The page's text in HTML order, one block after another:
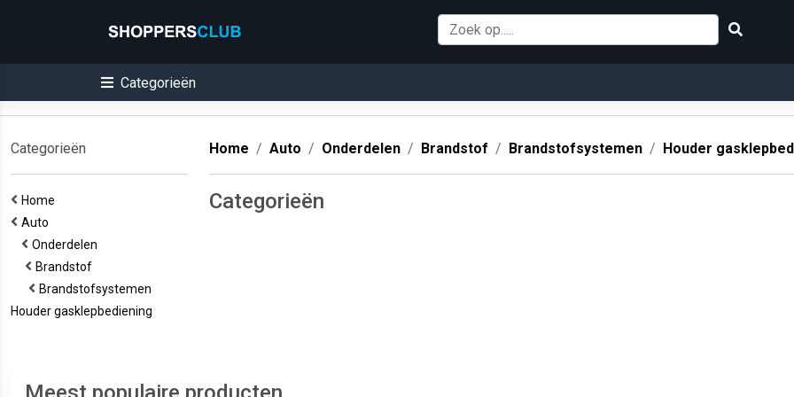
Categorieën
Categorieën
Home
Auto
Onderdelen
Brandstof
Brandstofsystemen
Houder gasklepbediening
Home Auto Onderdelen Brandstof Brandstofsystemen Houder
Categorieën